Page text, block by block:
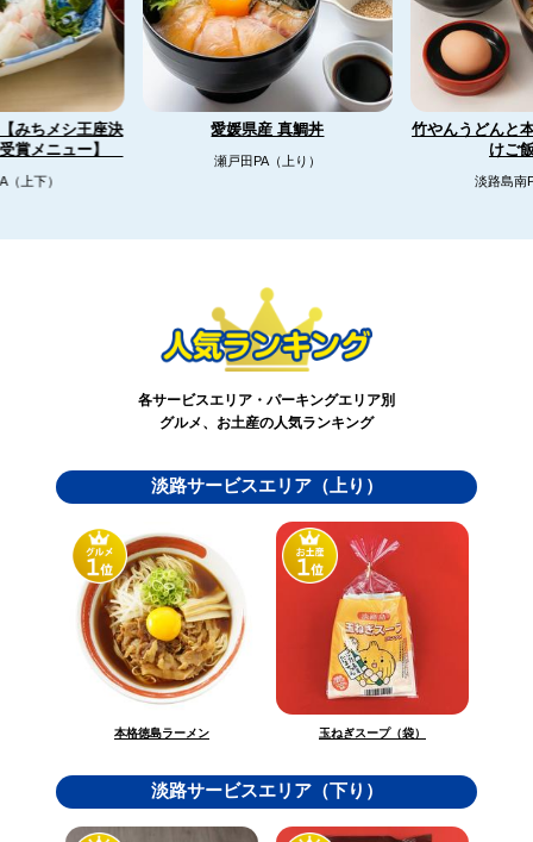
みちメシ王座決
賞メニュー】
（上下）
愛媛県産 真鯛丼
瀬戸田PA（上り）
竹やんうどんと
けご
淡路島南
各サービスエリア・パーキングエリア別
グルメ、お土産の人気ランキング
淡路サービスエリア（上り）
本格徳島ラーメン 玉ねぎスープ（袋）
淡路サービスエリア（下り）